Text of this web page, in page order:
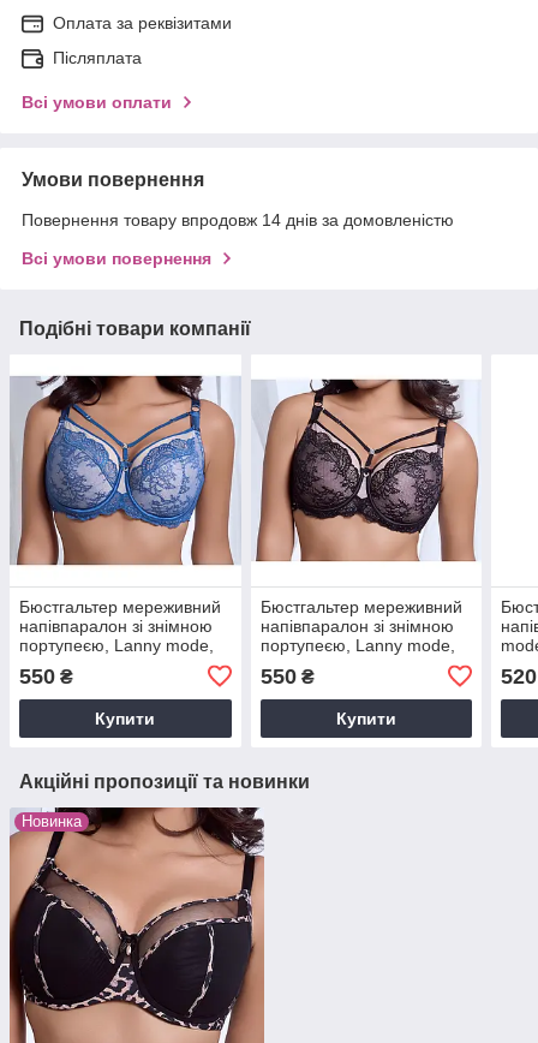
Оплата за реквізитами
Післяплата
Всі умови оплати
Умови повернення
Повернення товару впродовж 14 днів за домовленістю
Всі умови повернення
Подібні товари компанії
Бюстгальтер мереживний
напівпаралон зі знімною
портупеєю, Lanny mode,
11841 блакитний, чашка Д
550 ₴
Купити
Бюстгальтер мереживний
напівпаралон зі знімною
портупеєю, Lanny mode,
11841 чорний/беж, чашка
Д
550₴
Купити
520
Акційні пропозиції та новинки
Новинка